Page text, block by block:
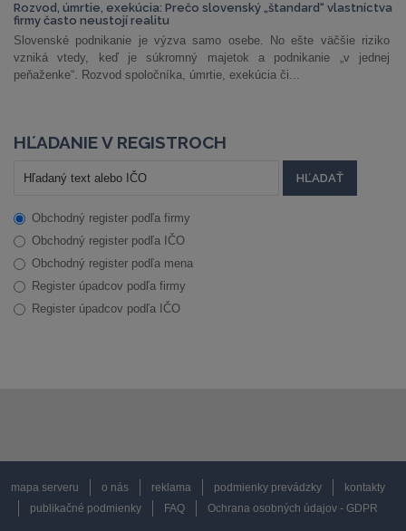
Rozvod, úmrtie, exekúcia: Prečo slovenský „štandard“ vlastníctva
firmy často neustojí realitu
Slovenské podnikanie je výzva samo osebe. No ešte väčšie riziko
vzniká vtedy, keď je súkromný majetok a podnikanie „v jednej
peňaženke“. Rozvod spoločníka, úmrtie, exekúcia či...
HĽADANIE V REGISTROCH
Obchodný register podľa firmy
Obchodný register podľa IČO
Obchodný register podľa mena
Register úpadcov podľa firmy
Register úpadcov podľa IČO
mapa serveru o nás reklama podmienky prevádzky
kontakty
publikačné podmienky
FAQ Ochrana osobných údajov - GDPR